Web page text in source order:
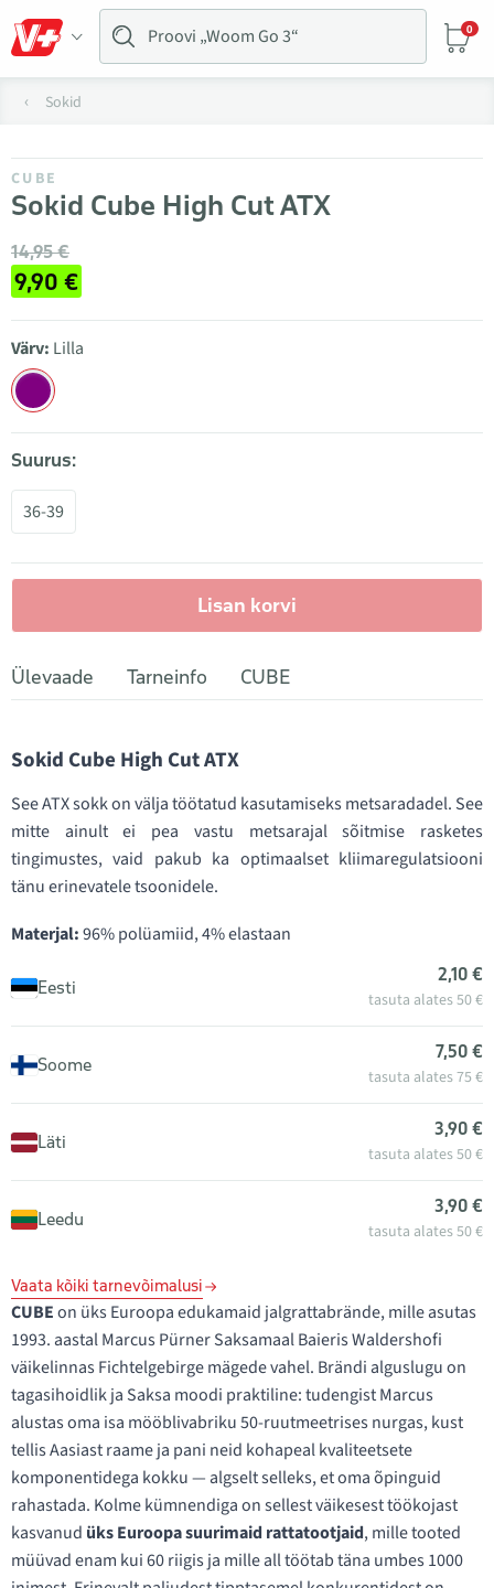
0
Sokid
CUBE
Sokid Cube High Cut ATX
14,95 €
9,90 €
Värv: Lilla
Suurus:
36-39
Lisan korvi
Ülevaade Tarneinfo CUBE
Sokid Cube High Cut ATX
See ATX sokk on välja töötatud kasutamiseks metsaradadel. See
mitte ainult ei pea vastu metsarajal sõitmise rasketes
tingimustes, vaid pakub ka optimaalset kliimaregulatsiooni
tänu erinevatele tsoonidele.
Materjal:96% polüamiid, 4% elastaan
Eesti
2,10 €
tasuta alates 50 €
Soome
7,50 €
tasuta alates 75 €
Läti
3,90 €
tasuta alates 50 €
Leedu
3,90 €
tasuta alates 50 €
Vaata kõiki tarnevõimalusi
CUBEon üks Euroopa edukamaid jalgrattabrände, mille asutas
1993. aastal Marcus Pürner Saksamaal Baieris Waldershofi
väikelinnas Fichtelgebirge mägede vahel. Brändi alguslugu on
tagasihoidlik ja Saksa moodi praktiline: tudengist Marcus
alustas oma isa mööblivabriku 50-ruutmeetrises nurgas, kust
tellis Aasiast raame ja pani neid kohapeal kvaliteetsete
komponentidega kokku — algselt selleks, et oma õpinguid
rahastada. Kolme kümnendiga on sellest väikesest töökojast
kasvanud üks Euroopa suurimaid rattatootjaid, mille tooted
müüvad enam kui 60 riigis ja mille all töötab täna umbes 1000